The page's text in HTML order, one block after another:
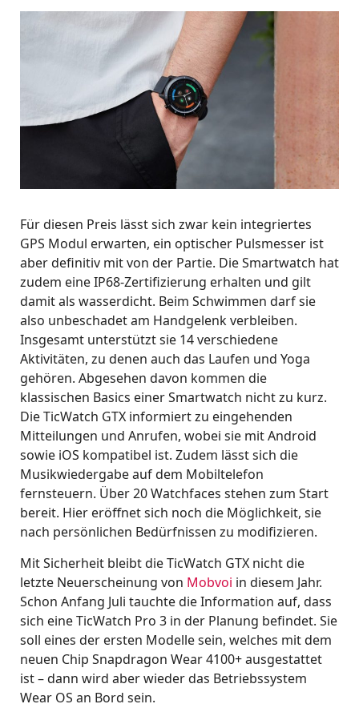
Für diesen Preis lässt sich zwar kein integriertes
GPS Modul erwarten, ein optischer Pulsmesser ist
aber definitiv mit von der Partie. Die Smartwatch hat
zudem eine IP68-Zertifizierung erhalten und gilt
damit als wasserdicht. Beim Schwimmen darf sie
also unbeschadet am Handgelenk verbleiben.
Insgesamt unterstützt sie 14 verschiedene
Aktivitäten, zu denen auch das Laufen und Yoga
gehören. Abgesehen davon kommen die
klassischen Basics einer Smartwatch nicht zu kurz.
Die TicWatch GTX informiert zu eingehenden
Mitteilungen und Anrufen, wobei sie mit Android
sowie iOS kompatibel ist. Zudem lässt sich die
Musikwiedergabe auf dem Mobiltelefon
fernsteuern. Über 20 Watchfaces stehen zum Start
bereit. Hier eröffnet sich noch die Möglichkeit, sie
nach persönlichen Bedürfnissen zu modifizieren.
Mit Sicherheit bleibt die TicWatch GTX nicht die
letzte Neuerscheinung von Mobvoi in diesem Jahr.
Schon Anfang Juli tauchte die Information auf, dass
sich eine TicWatch Pro 3 in der Planung befindet. Sie
soll eines der ersten Modelle sein, welches mit dem
neuen Chip Snapdragon Wear 4100+ ausgestattet
ist – dann wird aber wieder das Betriebssystem
Wear OS an Bord sein.